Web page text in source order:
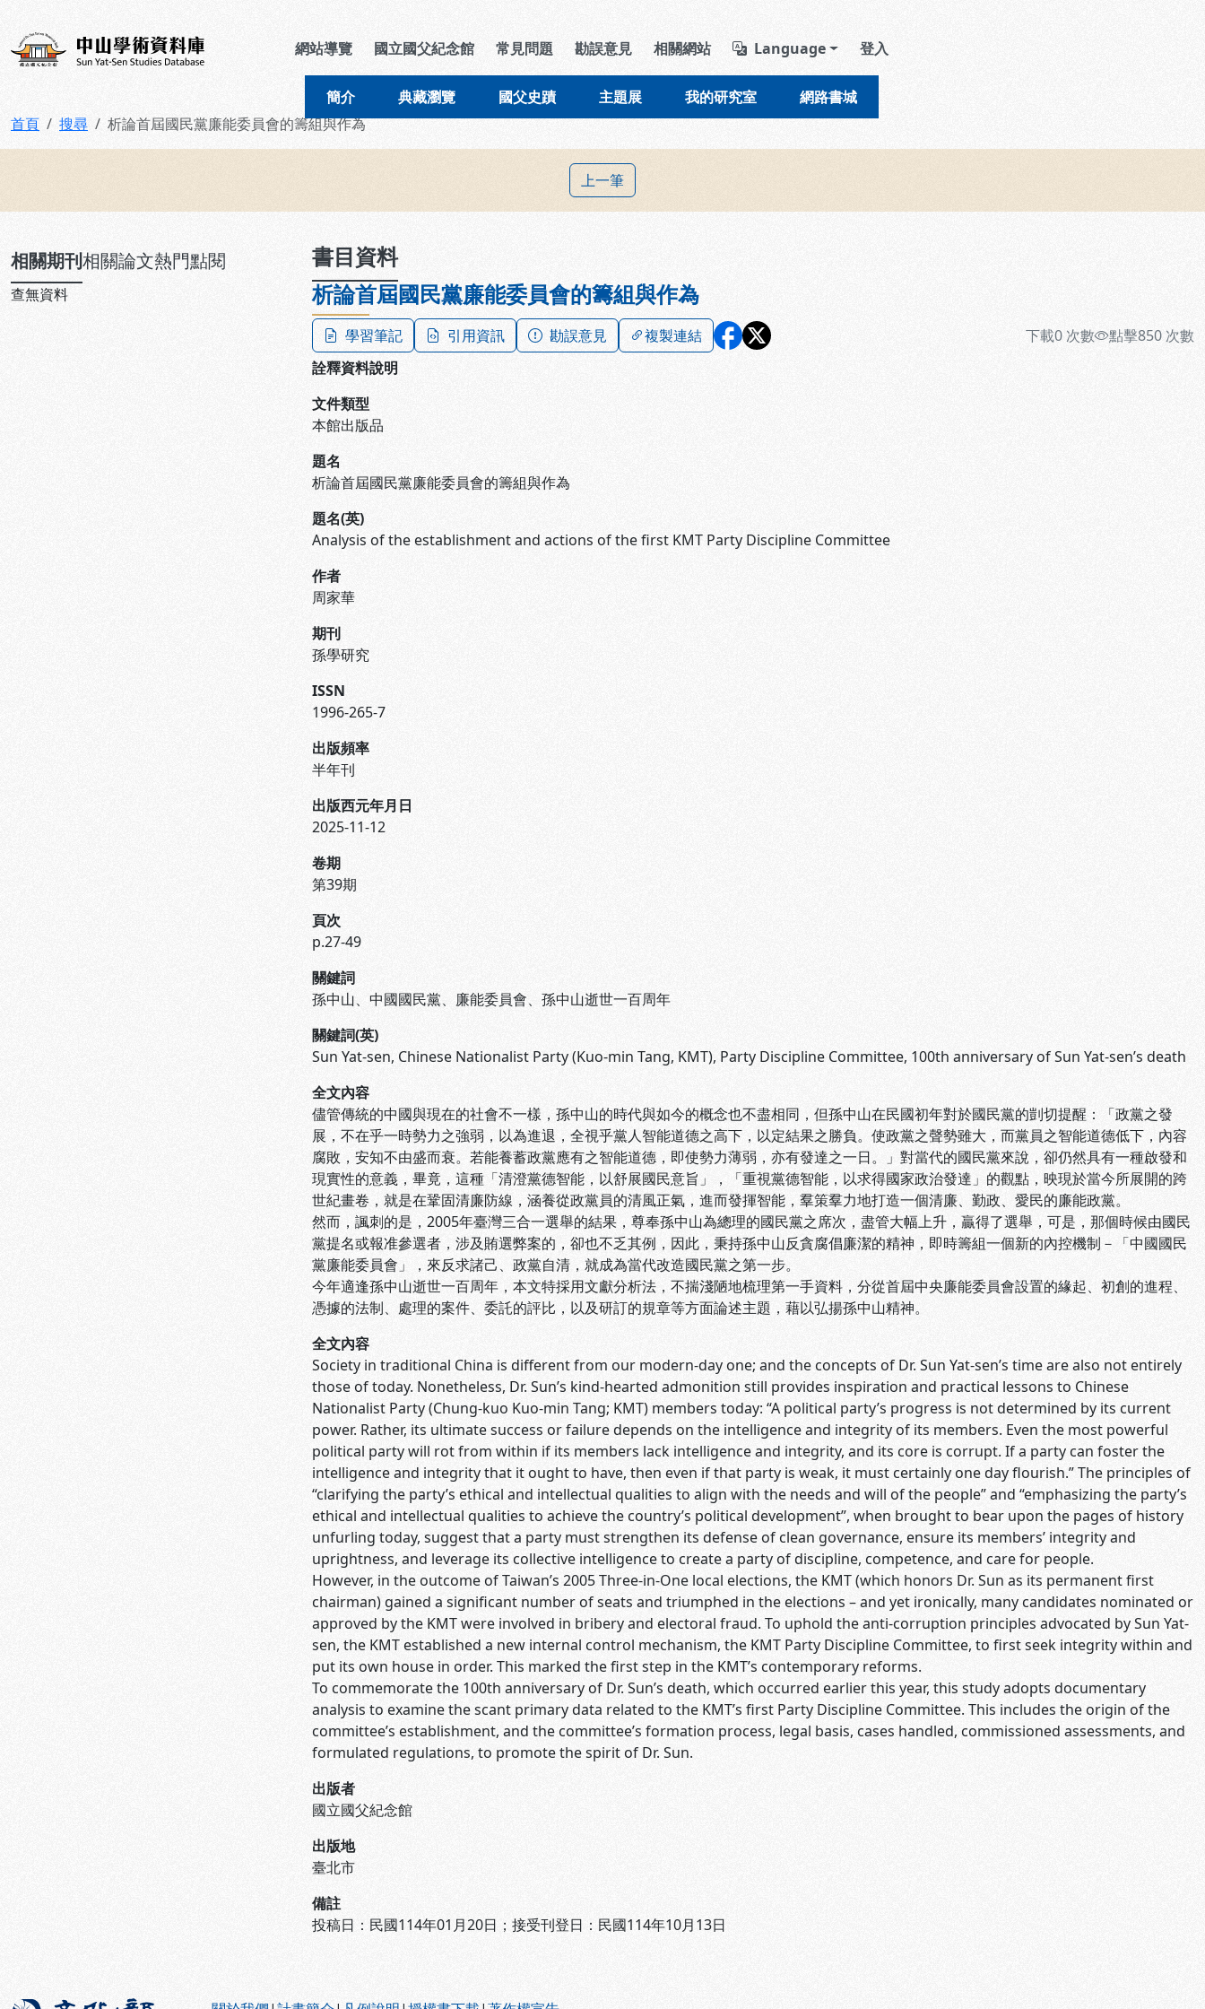
中山學術資料庫 導覽列區塊
網站導覽 國立國父紀念館 常見問題 勘誤意見 相關網站 Language 登入
簡介 典藏瀏覽 國父史蹟 主題展 我的研究室 網路書城
首頁 搜尋 析論首屆國民黨廉能委員會的籌組與作為
上一筆
相關期刊相關論文熱門點閱
查無資料
書目資料
析論首屆國民黨廉能委員會的籌組與作為
學習筆記 引用資訊 勘誤意見 複製連結 下載0 次數 點擊850 次數
詮釋資料說明
文件類型
本館出版品
題名
析論首屆國民黨廉能委員會的籌組與作為
題名(英)
Analysis of the establishment and actions of the first KMT Party Discipline Committee
作者
周家華
期刊
孫學研究
ISSN
1996-265-7
出版頻率
半年刊
出版西元年月日
2025-11-12
卷期
第39期
頁次
p.27-49
關鍵詞
孫中山、中國國民黨、廉能委員會、孫中山逝世一百周年
關鍵詞(英)
Sun Yat-sen, Chinese Nationalist Party (Kuo-min Tang, KMT), Party Discipline Committee, 100th anniversary of Sun Yat-sen’s death
全文內容
儘管傳統的中國與現在的社會不一樣，孫中山的時代與如今的概念也不盡相同，但孫中山在民國初年對於國民黨的剴切提醒：「政黨之發
展，不在乎一時勢力之強弱，以為進退，全視乎黨人智能道德之高下，以定結果之勝負。使政黨之聲勢雖大，而黨員之智能道德低下，內容
腐敗，安知不由盛而衰。若能養蓄政黨應有之智能道德，即使勢力薄弱，亦有發達之一日。」對當代的國民黨來說，卻仍然具有一種啟發和
現實性的意義，畢竟，這種「清澄黨德智能，以舒展國民意旨」，「重視黨德智能，以求得國家政治發達」的觀點，映現於當今所展開的跨
世紀畫卷，就是在鞏固清廉防線，涵養從政黨員的清風正氣，進而發揮智能，羣策羣力地打造一個清廉、勤政、愛民的廉能政黨。
然而，諷刺的是，2005年臺灣三合一選舉的結果，尊奉孫中山為總理的國民黨之席次，盡管大幅上升，贏得了選舉，可是，那個時候由國民
黨提名或報准參選者，涉及賄選弊案的，卻也不乏其例，因此，秉持孫中山反貪腐倡廉潔的精神，即時籌組一個新的內控機制－「中國國民
黨廉能委員會」，來反求諸己、政黨自清，就成為當代改造國民黨之第一步。
今年適逢孫中山逝世一百周年，本文特採用文獻分析法，不揣淺陋地梳理第一手資料，分從首屆中央廉能委員會設置的緣起、初創的進程、
憑據的法制、處理的案件、委託的評比，以及研訂的規章等方面論述主題，藉以弘揚孫中山精神。
全文內容
Society in traditional China is different from our modern-day one; and the concepts of Dr. Sun Yat-sen’s time are also not entirely
those of today. Nonetheless, Dr. Sun’s kind-hearted admonition still provides inspiration and practical lessons to Chinese
Nationalist Party (Chung-kuo Kuo-min Tang; KMT) members today: “A political party’s progress is not determined by its current
power. Rather, its ultimate success or failure depends on the intelligence and integrity of its members. Even the most powerful
political party will rot from within if its members lack intelligence and integrity, and its core is corrupt. If a party can foster the
intelligence and integrity that it ought to have, then even if that party is weak, it must certainly one day flourish.” The principles of
“clarifying the party’s ethical and intellectual qualities to align with the needs and will of the people” and “emphasizing the party’s
ethical and intellectual qualities to achieve the country’s political development”, when brought to bear upon the pages of history
unfurling today, suggest that a party must strengthen its defense of clean governance, ensure its members’ integrity and
uprightness, and leverage its collective intelligence to create a party of discipline, competence, and care for people.
However, in the outcome of Taiwan’s 2005 Three-in-One local elections, the KMT (which honors Dr. Sun as its permanent first
chairman) gained a significant number of seats and triumphed in the elections – and yet ironically, many candidates nominated or
approved by the KMT were involved in bribery and electoral fraud. To uphold the anti-corruption principles advocated by Sun Yat-
sen, the KMT established a new internal control mechanism, the KMT Party Discipline Committee, to first seek integrity within and
put its own house in order. This marked the first step in the KMT’s contemporary reforms.
To commemorate the 100th anniversary of Dr. Sun’s death, which occurred earlier this year, this study adopts documentary
analysis to examine the scant primary data related to the KMT’s first Party Discipline Committee. This includes the origin of the
committee’s establishment, and the committee’s formation process, legal basis, cases handled, commissioned assessments, and
formulated regulations, to promote the spirit of Dr. Sun.
出版者
國立國父紀念館
出版地
臺北市
備註
投稿日：民國114年01月20日；接受刊登日：民國114年10月13日